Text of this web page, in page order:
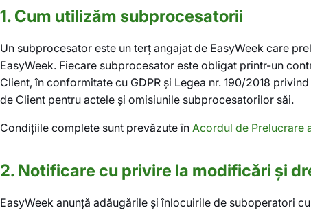
1. Cum utilizăm subprocesatorii
Un subprocesator este un terț angajat de EasyWeek care
EasyWeek. Fiecare subprocesator este obligat printr-un
Client, în conformitate cu GDPR și Legea nr. 190/2018
de Client pentru actele și omisiunile subprocesatorilor săi.
Condițiile complete sunt prevăzute în Acordul de Prelucrare
2. Notificare cu privire la modificări și
EasyWeek anunță adăugările și înlocuirile de suboperatori